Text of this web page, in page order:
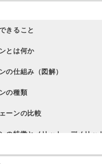
きること
とは何か
の仕組み（図解）
の種類
ーンの比較
の特徴とメリット・デメリット
の活用事例